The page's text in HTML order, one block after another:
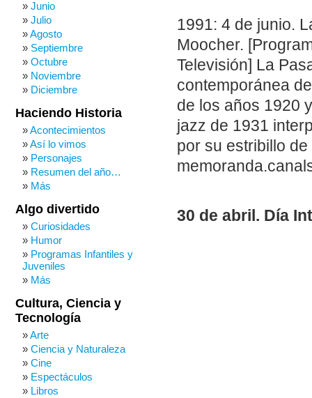
1991: 4 de junio.
Moocher.
Televisión] La
contemporánea
de los años 1920
jazz de 1931
por su estribillo
30 de abril. Día
Junio
Julio
Agosto
Septiembre
Octubre
Noviembre
Diciembre
Haciendo Historia
Acontecimientos
Así lo vimos
Personajes
Resumen del año…
Más
Algo divertido
Curiosidades
Humor
Programas Infantiles y
Juveniles
Más
Cultura, Ciencia y
Tecnología
Arte
Ciencia y Naturaleza
Cine
Espectáculos
Libros